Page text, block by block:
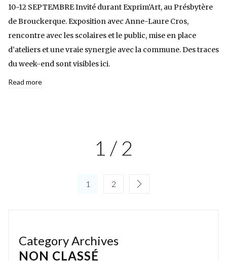
10-12 SEPTEMBRE Invité durant Exprim’Art, au Présbytère
de Brouckerque. Exposition avec Anne-Laure Cros,
rencontre avec les scolaires et le public, mise en place
d’ateliers et une vraie synergie avec la commune. Des traces
du week-end sont visibles ici.
Read more
1 / 2
1 2
Category Archives
NON CLASSÉ